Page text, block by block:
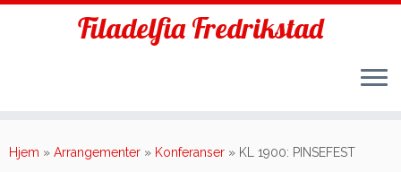
to
Filadelfia Fredrikstad
Hjem » Arrangementer » Konferanser » KL 1900: PINSEFEST